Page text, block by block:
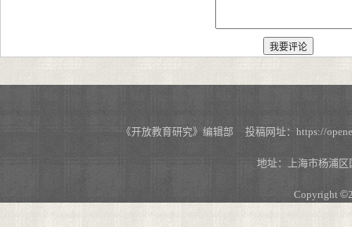
《开放教育研究》编辑部 投稿网址：https://
地址：上海市杨浦
Copyright ©